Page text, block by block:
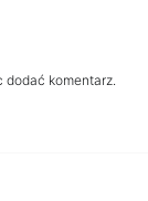
dodać komentarz.